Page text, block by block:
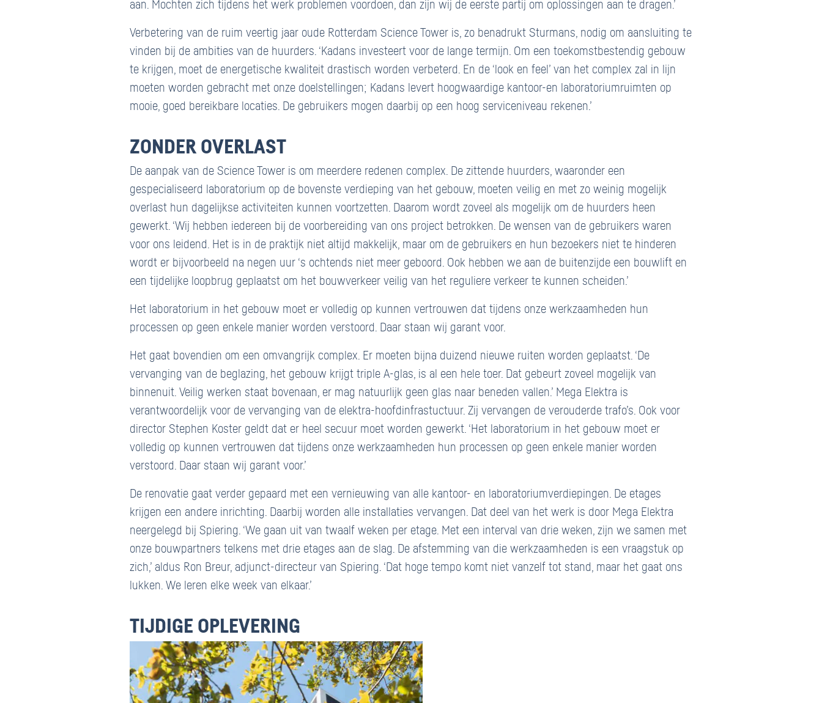
aan. Mochten zich tijdens het werk problemen voordoen, dan zijn wij de eerste partij om oplossingen aan te dragen.’
Verbetering van de ruim veertig jaar oude Rotterdam Science Tower is, zo benadrukt Sturmans, nodig om aansluiting te
vinden bij de ambities van de huurders. ‘Kadans investeert voor de lange termijn. Om een toekomstbestendig gebouw
te krijgen, moet de energetische kwaliteit drastisch worden verbeterd. En de ‘look en feel’ van het complex zal in lijn
moeten worden gebracht met onze doelstellingen; Kadans levert hoogwaardige kantoor-en laboratoriumruimten op
mooie, goed bereikbare locaties. De gebruikers mogen daarbij op een hoog serviceniveau rekenen.’
ZONDER OVERLAST
De aanpak van de Science Tower is om meerdere redenen complex. De zittende huurders, waaronder een
gespecialiseerd laboratorium op de bovenste verdieping van het gebouw, moeten veilig en met zo weinig mogelijk
overlast hun dagelijkse activiteiten kunnen voortzetten. Daarom wordt zoveel als mogelijk om de huurders heen
gewerkt. ‘Wij hebben iedereen bij de voorbereiding van ons project betrokken. De wensen van de gebruikers waren
voor ons leidend. Het is in de praktijk niet altijd makkelijk, maar om de gebruikers en hun bezoekers niet te hinderen
wordt er bijvoorbeeld na negen uur ‘s ochtends niet meer geboord. Ook hebben we aan de buitenzijde een bouwlift en
een tijdelijke loopbrug geplaatst om het bouwverkeer veilig van het reguliere verkeer te kunnen scheiden.’
Het laboratorium in het gebouw moet er volledig op kunnen vertrouwen dat tijdens onze werkzaamheden hun
processen op geen enkele manier worden verstoord. Daar staan wij garant voor.
Het gaat bovendien om een omvangrijk complex. Er moeten bijna duizend nieuwe ruiten worden geplaatst. ‘De
vervanging van de beglazing, het gebouw krijgt triple A-glas, is al een hele toer. Dat gebeurt zoveel mogelijk van
binnenuit. Veilig werken staat bovenaan, er mag natuurlijk geen glas naar beneden vallen.’ Mega Elektra is
verantwoordelijk voor de vervanging van de elektra-hoofdinfrastuctuur. Zij vervangen de verouderde trafo’s. Ook voor
director Stephen Koster geldt dat er heel secuur moet worden gewerkt. ‘Het laboratorium in het gebouw moet er
volledig op kunnen vertrouwen dat tijdens onze werkzaamheden hun processen op geen enkele manier worden
verstoord. Daar staan wij garant voor.’
De renovatie gaat verder gepaard met een vernieuwing van alle kantoor- en laboratoriumverdiepingen. De etages
krijgen een andere inrichting. Daarbij worden alle installaties vervangen. Dat deel van het werk is door Mega Elektra
neergelegd bij Spiering. ‘We gaan uit van twaalf weken per etage. Met een interval van drie weken, zijn we samen met
onze bouwpartners telkens met drie etages aan de slag. De afstemming van die werkzaamheden is een vraagstuk op
zich,’ aldus Ron Breur, adjunct-directeur van Spiering. ‘Dat hoge tempo komt niet vanzelf tot stand, maar het gaat ons
lukken. We leren elke week van elkaar.’
TIJDIGE OPLEVERING